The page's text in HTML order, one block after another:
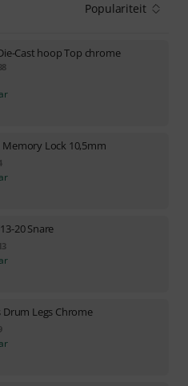
Populariteit
Cast hoop Top chrome
Memory Lock 10,5mm
20 Snare
Drum Legs Chrome